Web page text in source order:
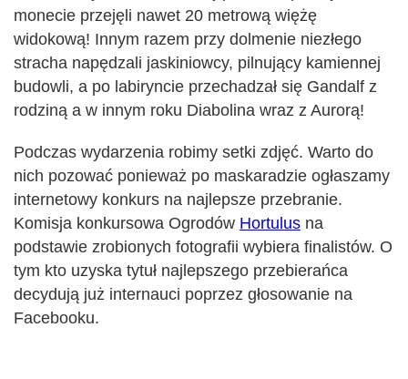
monecie przejęli nawet 20 metrową więżę
widokową! Innym razem przy dolmenie niezłego
stracha napędzali jaskiniowcy, pilnujący kamiennej
budowli, a po labiryncie przechadzał się Gandalf z
rodziną a w innym roku Diabolina wraz z Aurorą!
Podczas wydarzenia robimy setki zdjęć. Warto do
nich pozować ponieważ po maskaradzie ogłaszamy
internetowy konkurs na najlepsze przebranie.
Komisja konkursowa Ogrodów Hortulus na
podstawie zrobionych fotografii wybiera finalistów. O
tym kto uzyska tytuł najlepszego przebierańca
decydują już internauci poprzez głosowanie na
Facebooku.